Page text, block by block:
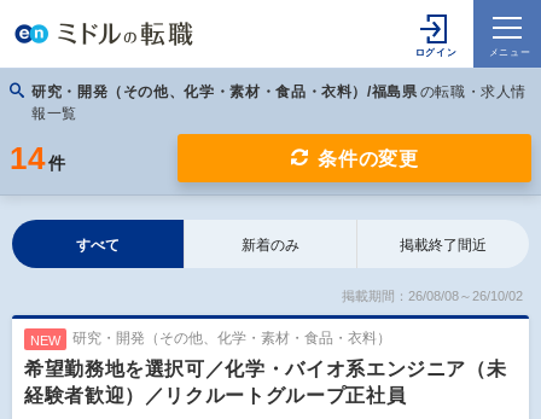
研究・開発（その他、化学・素材・食品・衣料）/福島県 の転職・求人情
報一覧
14件 条件の変更
すべて 新着のみ 掲載終了間近
掲載期間：26/08/08～26/10/02
NEW 研究・開発（その他、化学・素材・食品・衣料）
希望勤務地を選択可／化学・バイオ系エンジニア（未
経験者歓迎）／リクルートグループ正社員